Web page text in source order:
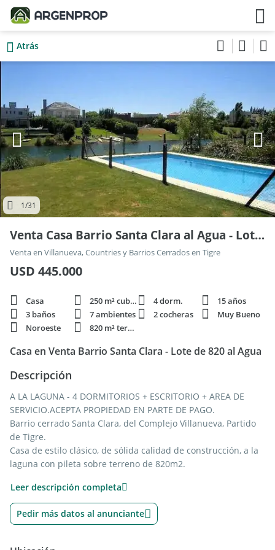
Atrás
1/31
Venta Casa Barrio Santa Clara al Agua - Lote 820mts
Venta en Villanueva, Countries y Barrios Cerrados en Tigre
USD 445.000
Casa 250 m² cubie. 4 dorm.
15 años
3 baños
7 ambientes 2 cocheras
Muy Bueno
Noroeste
820 m² terren.
Casa en Venta Barrio Santa Clara - Lote de 820 al Agua
Descripción
A LA LAGUNA - 4 DORMITORIOS + ESCRITORIO + AREA DE
SERVICIO.ACEPTA PROPIEDAD EN PARTE DE PAGO.
Barrio cerrado Santa Clara, del Complejo Villanueva, Partido
de Tigre.
Casa de estilo clásico, de sólida calidad de construcción, a la
laguna con pileta sobre terreno de 820m2.
Calefacción: A gas por radiadores. Aberturas: DVH en planta
alta y laminadas en planta baja. Climatización: 3 aires
acondicionados y ventiladores de techo.
y cloacas.
Leer descripción completa
Pedir más datos al anunciante